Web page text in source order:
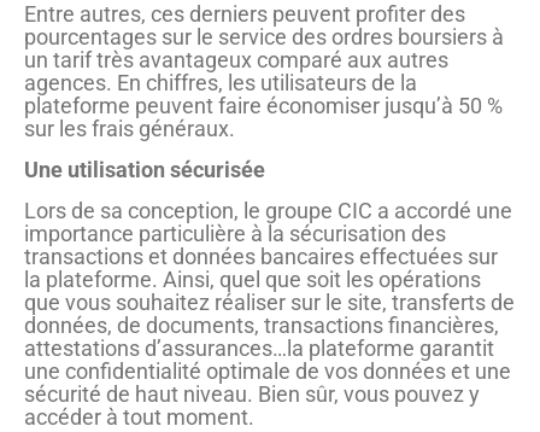
Entre autres, ces derniers peuvent profiter des
pourcentages sur le service des ordres boursiers à
un tarif très avantageux comparé aux autres
agences. En chiffres, les utilisateurs de la
plateforme peuvent faire économiser jusqu’à 50 %
sur les frais généraux.
Une utilisation sécurisée
Lors de sa conception, le groupe CIC a accordé une
importance particulière à la sécurisation des
transactions et données bancaires effectuées sur
la plateforme. Ainsi, quel que soit les opérations
que vous souhaitez réaliser sur le site, transferts de
données, de documents, transactions financières,
attestations d’assurances…la plateforme garantit
une confidentialité optimale de vos données et une
sécurité de haut niveau. Bien sûr, vous pouvez y
accéder à tout moment.